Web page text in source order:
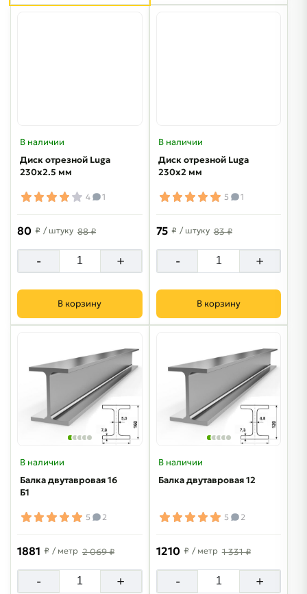
В наличии
Диск отрезной Luga
230х2.5 мм
4 1
80 ₽ / штуку 88 ₽
- +
В корзину
В наличии
Диск отрезной Luga
230х2 мм
5 1
75 ₽ / штуку 83 ₽
- +
В корзину
В наличии
Балка двутавровая 16
Б1
5 2
1881 ₽ / метр 2 069 ₽
- +
В наличии
Балка двутавровая 12
5 2
1210 ₽ / метр 1 331 ₽
- +